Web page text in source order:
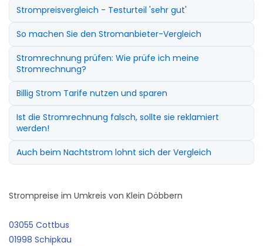
Strompreisvergleich - Testurteil 'sehr gut'
So machen Sie den Stromanbieter-Vergleich
Stromrechnung prüfen: Wie prüfe ich meine
Stromrechnung?
Billig Strom Tarife nutzen und sparen
Ist die Stromrechnung falsch, sollte sie reklamiert
werden!
Auch beim Nachtstrom lohnt sich der Vergleich
Strompreise im Umkreis von Klein Döbbern
03055 Cottbus
01998 Schipkau